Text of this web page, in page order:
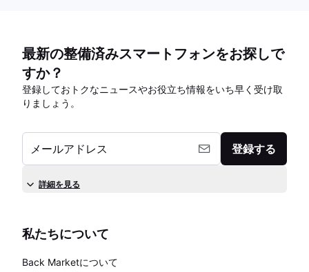
最新の整備済みスマートフォンをお探しで
すか？
登録しておトクなニュースやお役立ち情報をいち早く受け取
りましょう。
メールアドレス 登録する
詳細を見る
私たちについて
Back Marketについて